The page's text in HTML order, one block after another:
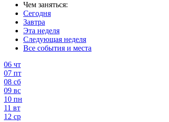
Чем заняться:
Сегодня
Завтра
Эта неделя
Следующая неделя
Все события и места
06 чт
07 пт
08 сб
09 вс
10 пн
11 вт
12 ср